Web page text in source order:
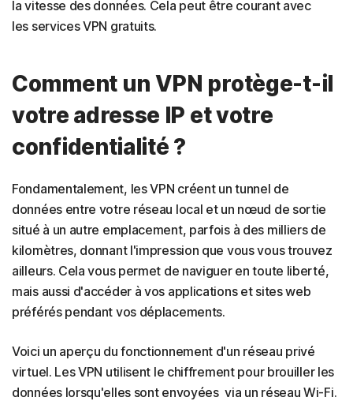
la vitesse des données. Cela peut être courant avec
les services VPN gratuits.
Comment un VPN protège-t-il
votre adresse IP et votre
confidentialité ?
Fondamentalement, les VPN créent un tunnel de
données entre votre réseau local et un nœud de sortie
situé à un autre emplacement, parfois à des milliers de
kilomètres, donnant l'impression que vous vous trouvez
ailleurs. Cela vous permet de naviguer en toute liberté,
mais aussi d'accéder à vos applications et sites web
préférés pendant vos déplacements.
Voici un aperçu du fonctionnement d'un réseau privé
virtuel. Les VPN utilisent le chiffrement pour brouiller les
données lorsqu'elles sont envoyées via un réseau Wi-Fi.